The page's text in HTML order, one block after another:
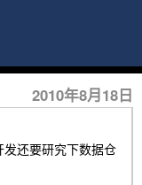
2010年8月18日
还要研究下数据仓